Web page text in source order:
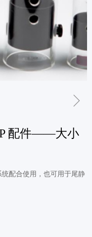
ꁇ
配件——大小
配合使用，也可用于尾静